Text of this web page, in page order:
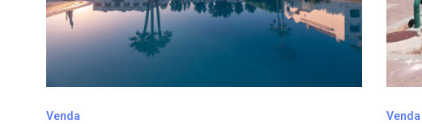
Venda Venda